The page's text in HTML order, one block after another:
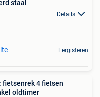
staal
Details
Eergisteren
fietsenrek 4 fietsen
oldtimer